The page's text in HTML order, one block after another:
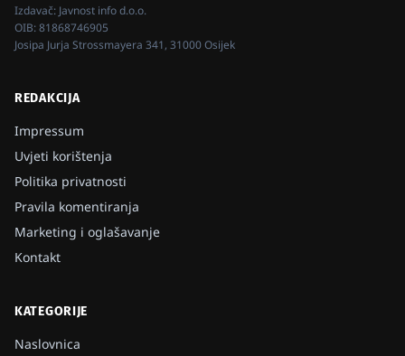
Izdavač: Javnost info d.o.o.
OIB:81868746905
Josipa Jurja Strossmayera 341, 31000 Osijek
REDAKCIJA
Impressum
Uvjeti korištenja
Politika privatnosti
Pravila komentiranja
Marketing i oglašavanje
Kontakt
KATEGORIJE
Naslovnica